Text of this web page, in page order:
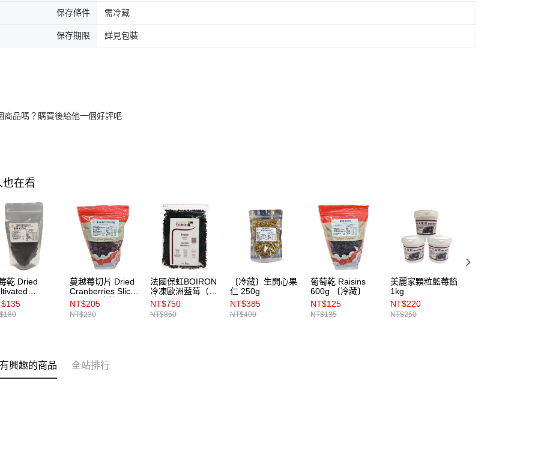
保存條件 需冷藏
保存期限 詳見包裝
商品嗎？購買後給他一個好評吧
也在看
乾 Dried
150g
藏〕
蔓越莓切片 Dried
Cranberries Sliced
600g 〔冷藏〕
NT$205
NT$230
法國保虹BOIRON
冷凍歐洲藍莓（果
粒） 1kg
NT$750
NT$850
〔冷藏〕生開心果
仁 250g
NT$385
NT$400
葡萄乾 Raisins
600g 〔冷藏〕
NT$125
NT$135
美麗家顆粒藍莓餡
1kg
NT$220
NT$250
興趣的商品 全站排行